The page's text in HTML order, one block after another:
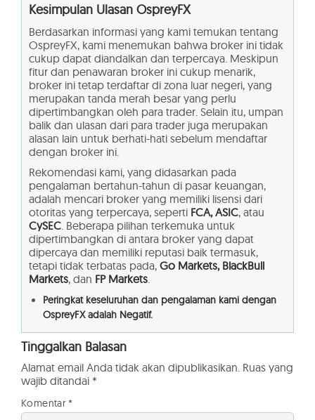
Kesimpulan Ulasan OspreyFX
Berdasarkan informasi yang kami temukan tentang
OspreyFX, kami menemukan bahwa broker ini tidak
cukup dapat diandalkan dan terpercaya. Meskipun
fitur dan penawaran broker ini cukup menarik,
broker ini tetap terdaftar di zona luar negeri, yang
merupakan tanda merah besar yang perlu
dipertimbangkan oleh para trader. Selain itu, umpan
balik dan ulasan dari para trader juga merupakan
alasan lain untuk berhati-hati sebelum mendaftar
dengan broker ini.
Rekomendasi kami, yang didasarkan pada
pengalaman bertahun-tahun di pasar keuangan,
adalah mencari broker yang memiliki lisensi dari
otoritas yang terpercaya, seperti FCA, ASIC, atau
CySEC. Beberapa pilihan terkemuka untuk
dipertimbangkan di antara broker yang dapat
dipercaya dan memiliki reputasi baik termasuk,
tetapi tidak terbatas pada, Go Markets, BlackBull
Markets, dan FP Markets.
Peringkat keseluruhan dan pengalaman kami dengan
OspreyFX adalah Negatif.
Tinggalkan Balasan
Alamat email Anda tidak akan dipublikasikan. Ruas yang
wajib ditandai *
Komentar *